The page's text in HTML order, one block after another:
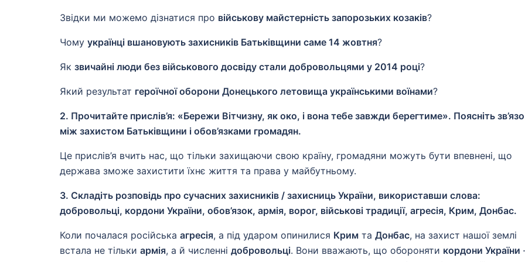
Звідки ми можемо дізнатися про військову майстерність запорозьких козаків?
Чому українці вшановують захисників Батьківщини саме 14 жовтня?
Як звичайні люди без військового досвіду стали добровольцями у 2014 році?
Який результат героїчної оборони Донецького летовища українськими воїнами?
2. Прочитайте прислів’я: «Бережи Вітчизну, як око, і вона тебе завжди берегтиме». Поясніть
між захистом Батьківщини і обов’язками громадян.
Це прислів’я вчить нас, що тільки захищаючи свою країну, громадяни можуть бути впевнені, що
держава зможе захистити їхнє життя та права у майбутньому.
3. Складіть розповідь про сучасних захисників / захисниць України, використавши слова:
добровольці, кордони України, обов’язок, армія, ворог, військові традиції, агресія, Крим, Донбас.
Коли почалася російська агресія, а під ударом опинилися Крим та Донбас, на захист нашої землі
встала не тільки армія, а й численні добровольці. Вони вважають, що обороняти кордони України